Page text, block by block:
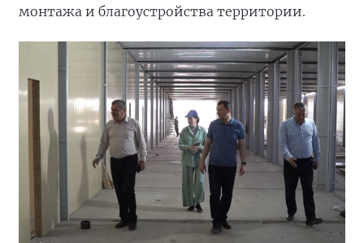
монтажа и благоустройства территории.